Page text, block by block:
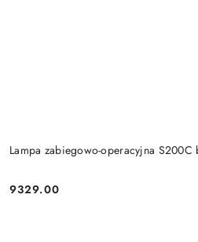
Lampa zabiegowo-operacyjna
Cena:
9329.00